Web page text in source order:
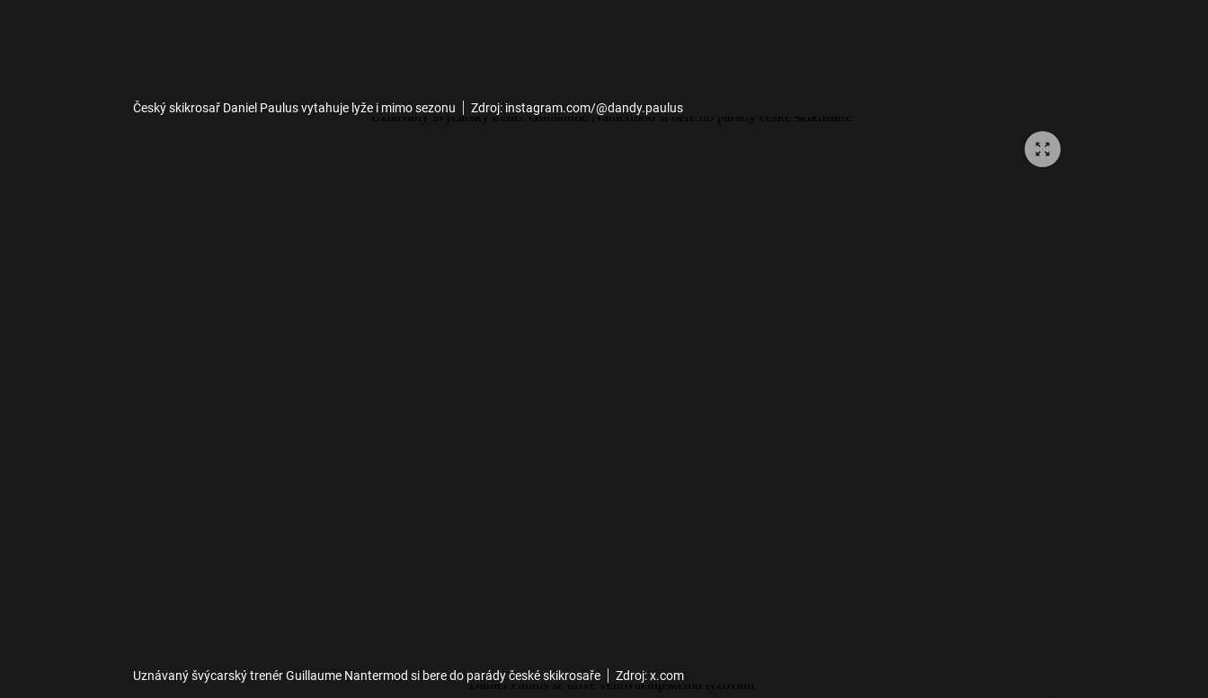
Český skikrosař Daniel Paulus vytahuje lyže i mimo sezonu Zdroj: instagram.com/@dandy.paulus
Uznávaný švýcarský trenér Guillaume Nantermod si bere do parády české skikrosaře Zdroj: x.com